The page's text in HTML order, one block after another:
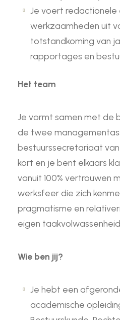
Je voert redactionele
werkzaamheden uit
totstandkoming van
rapportages en
Het team
Je vormt samen met de
de twee
bestuurssecretariaat van
kort en je bent elkaars
vanuit 100% vertrouwen
werksfeer die zich
pragmatisme en
eigen taakvolwassenheid
Wie ben jij?
Je hebt een
academische